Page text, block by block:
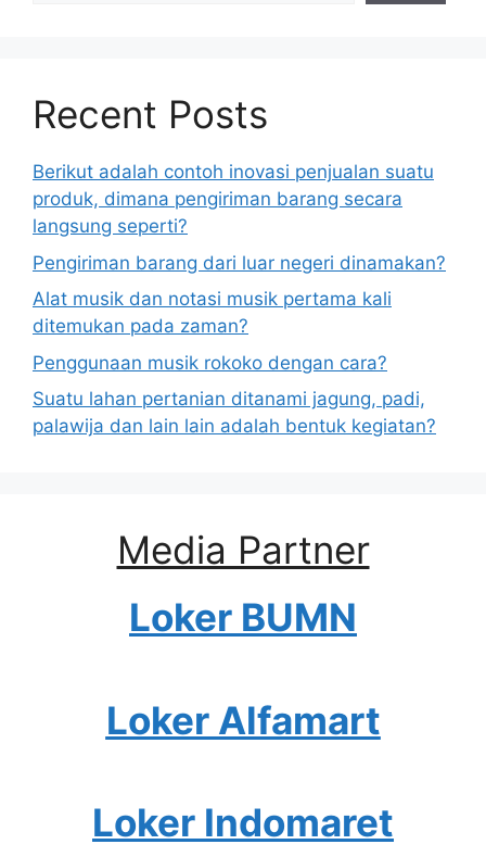
Recent Posts
Berikut adalah contoh inovasi penjualan suatu
produk, dimana pengiriman barang secara
langsung seperti?
Pengiriman barang dari luar negeri dinamakan?
Alat musik dan notasi musik pertama kali
ditemukan pada zaman?
Penggunaan musik rokoko dengan cara?
Suatu lahan pertanian ditanami jagung, padi,
palawija dan lain lain adalah bentuk kegiatan?
Media Partner
Loker BUMN
Loker Alfamart
Loker Indomaret